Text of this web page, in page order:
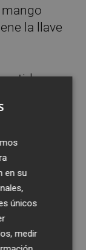
la llave
que
dé
PP en
de
desde
en su
únicos
medir